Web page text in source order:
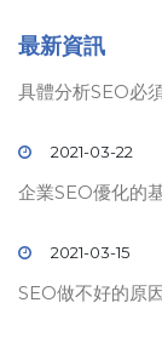
最新資訊
具體分析SEO必
2021-03-22
企業SEO優化的
2021-03-15
SEO做不好的原